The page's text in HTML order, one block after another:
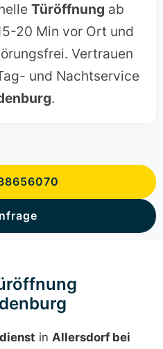
Türöffnung ab
20 Min vor Ort und
Vertrauen
und Nachtservice
.
in Allersdorf bei